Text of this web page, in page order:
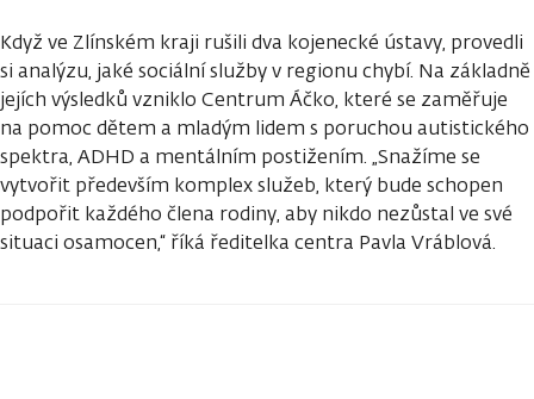
Když ve Zlínském kraji rušili dva kojenecké ústavy, provedli
si analýzu, jaké sociální služby v regionu chybí. Na základně
jejích výsledků vzniklo Centrum Áčko, které se zaměřuje
na pomoc dětem a mladým lidem s poruchou autistického
spektra, ADHD a mentálním postižením. „Snažíme se
vytvořit především komplex služeb, který bude schopen
podpořit každého člena rodiny, aby nikdo nezůstal ve své
situaci osamocen,“ říká ředitelka centra Pavla Vráblová.